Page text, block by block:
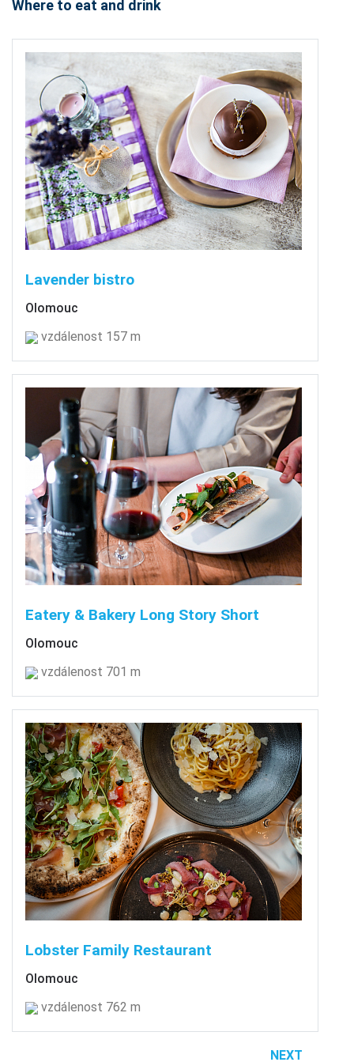
Where to eat and drink
Lavender bistro
Olomouc
vzdálenost 157 m
Eatery & Bakery Long Story Short
Olomouc
vzdálenost 701 m
Lobster Family Restaurant
Olomouc
vzdálenost 762 m
NEXT